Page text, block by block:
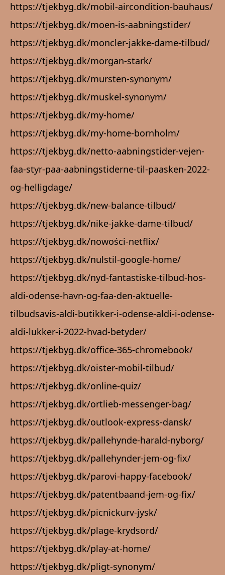
https://tjekbyg.dk/mobil-aircondition-bauhaus/
https://tjekbyg.dk/moen-is-aabningstider/
https://tjekbyg.dk/moncler-jakke-dame-tilbud/
https://tjekbyg.dk/morgan-stark/
https://tjekbyg.dk/mursten-synonym/
https://tjekbyg.dk/muskel-synonym/
https://tjekbyg.dk/my-home/
https://tjekbyg.dk/my-home-bornholm/
https://tjekbyg.dk/netto-aabningstider-vejen-
faa-styr-paa-aabningstiderne-til-paasken-2022-
og-helligdage/
https://tjekbyg.dk/new-balance-tilbud/
https://tjekbyg.dk/nike-jakke-dame-tilbud/
https://tjekbyg.dk/nowości-netflix/
https://tjekbyg.dk/nulstil-google-home/
https://tjekbyg.dk/nyd-fantastiske-tilbud-hos-
aldi-odense-havn-og-faa-den-aktuelle-
tilbudsavis-aldi-butikker-i-odense-aldi-i-odense-
aldi-lukker-i-2022-hvad-betyder/
https://tjekbyg.dk/office-365-chromebook/
https://tjekbyg.dk/oister-mobil-tilbud/
https://tjekbyg.dk/online-quiz/
https://tjekbyg.dk/ortlieb-messenger-bag/
https://tjekbyg.dk/outlook-express-dansk/
https://tjekbyg.dk/pallehynde-harald-nyborg/
https://tjekbyg.dk/pallehynder-jem-og-fix/
https://tjekbyg.dk/parovi-happy-facebook/
https://tjekbyg.dk/patentbaand-jem-og-fix/
https://tjekbyg.dk/picnickurv-jysk/
https://tjekbyg.dk/plage-krydsord/
https://tjekbyg.dk/play-at-home/
https://tjekbyg.dk/pligt-synonym/